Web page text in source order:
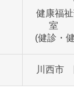
健康福
室
(健診・
川西市